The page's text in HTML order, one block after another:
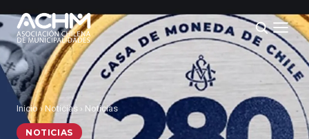
Inicio› Noticias › Noticias
NOTICIAS